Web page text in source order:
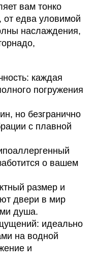
вам тонко
от едва уловимой
наслаждения,
каждая
погружения
но безгранично
с плавной
о вашем
размер и
двери в мир
душа.
идеально
на водной
и